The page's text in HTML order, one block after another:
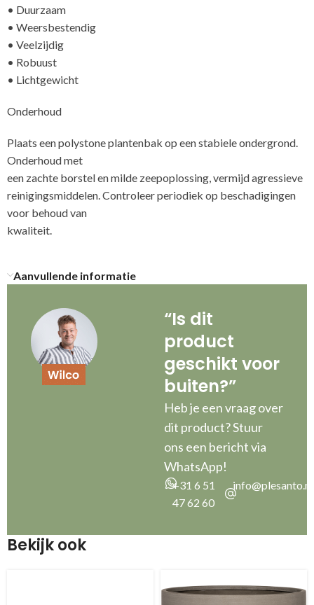
• Duurzaam
• Weersbestendig
• Veelzijdig
• Robuust
• Lichtgewicht
Onderhoud
Plaats een polystone plantenbak op een stabiele ondergrond.
Onderhoud met
een zachte borstel en milde zeepoplossing, vermijd agressieve
reinigingsmiddelen. Controleer periodiek op beschadigingen
voor behoud van
Aanvullende informatie
“Is dit
product
geschikt voor
buiten?”
Heb je een vraag over
dit product? Stuur
ons een bericht via
WhatsApp!
+31 6 51
47 62 60
info@plesanto.nl
Bekijk ook